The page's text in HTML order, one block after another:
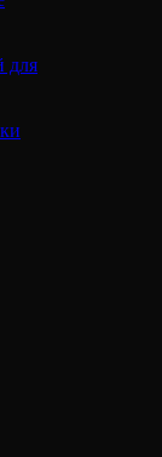
для